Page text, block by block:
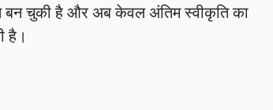
बन चुकी है और अब केवल अंतिम स्वीकृति का
है।